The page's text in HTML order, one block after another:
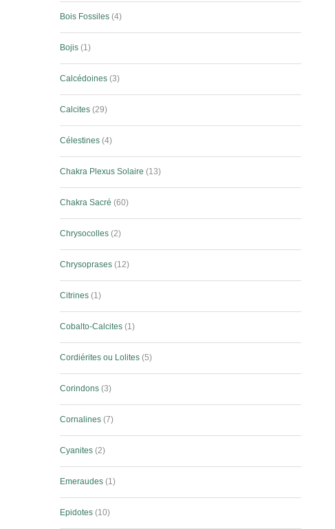
Bois Fossiles 4
Bojis 1
Calcédoines 3
Calcites 29
Célestines 4
Chakra Plexus Solaire 13
Chakra Sacré 60
Chrysocolles 2
Chrysoprases 12
Citrines 1
Cobalto-Calcites 1
Cordiérites ou Lolites 5
Corindons 3
Cornalines 7
Cyanites 2
Emeraudes 1
Epidotes 10